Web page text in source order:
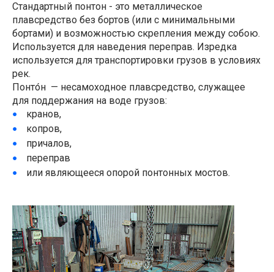
Стандартный понтон - это металлическое
плавсредство без бортов (или с минимальными
бортами) и возможностью скрепления между собою.
Используется для наведения переправ. Изредка
используется для транспортировки грузов в условиях
рек.
Понто́н — несамоходное плавсредство, служащее
для поддержания на воде грузов:
кранов,
копров,
причалов,
переправ
или являющееся опорой понтонных мостов.